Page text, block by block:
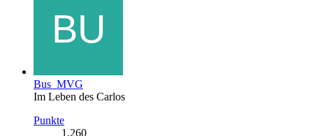
Bus_MVG
Im Leben des Carlos
Punkte
1.260